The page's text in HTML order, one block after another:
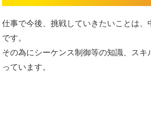
仕事で今後、挑戦していきたいことは、
です。
その為にシーケンス制御等の知識、スキ
っています。